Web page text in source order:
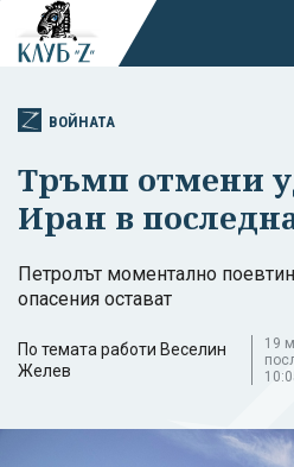
ВОЙНАТА
Тръмп отмени
Иран в
Петролът моментално
опасения остават
По темата работи Веселин
Желев
19